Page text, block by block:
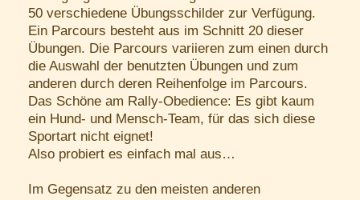
50 verschiedene Übungsschilder zur Verfügung.
Ein Parcours besteht aus im Schnitt 20 dieser
Übungen. Die Parcours variieren zum einen durch
die Auswahl der benutzten Übungen und zum
anderen durch deren Reihenfolge im Parcours.
Das Schöne am Rally-Obedience: Es gibt kaum
ein Hund- und Mensch-Team, für das sich diese
Sportart nicht eignet!
Also probiert es einfach mal aus…
Im Gegensatz zu den meisten anderen